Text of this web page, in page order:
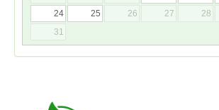
24
25 26 27 28
31